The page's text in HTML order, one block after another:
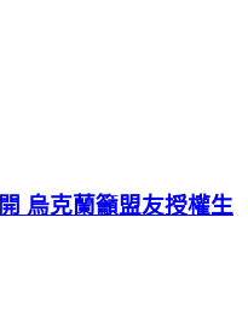
烏克蘭籲盟友授權生